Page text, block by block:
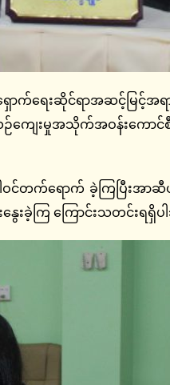
ရေးဆိုင်ရာအဆင့်မြင့်အ
ဉ်ကျေးမှုအသိုက်အဝန်းကေ
ောက် ခဲ့ကြပြီးအာဆီယံဒ
းခဲ့ကြ ကြောင်းသတင်းရရှိ